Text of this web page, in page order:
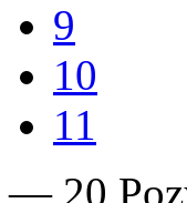
9
10
11
— 20